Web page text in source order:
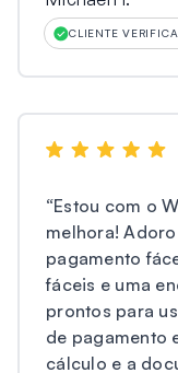
CLIENTE
“Estou com o
melhora!
pagamento
fáceis e uma
prontos para
de pagamento
cálculo e a